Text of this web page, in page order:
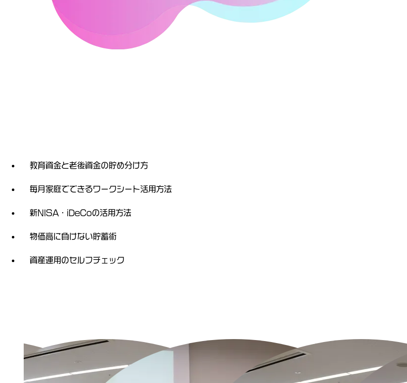
教育資金と老後資金の貯め分け方
毎月家庭でできるワークシート活用方法
新NISA・iDeCoの活用方法
物価高に負けない貯蓄術
資産運用のセルフチェック